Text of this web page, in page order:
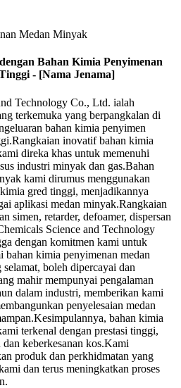
Medan Minyak
Bahan Kimia Penyimenan
- [Nama Jenama]
Technology Co., Ltd. ialah
terkemuka yang berpangkalan di
bahan kimia penyimen
inovatif bahan kimia
direka khas untuk memenuhi
industri minyak dan gas.Bahan
kami dirumus menggunakan
gred tinggi, menjadikannya
aplikasi medan minyak.Rangkaian
simen, retarder, defoamer, dispersan
Science and Technology
dengan komitmen kami untuk
bahan kimia penyimenan medan
boleh dipercayai dan
mahir mempunyai pengalaman
dalam industri, memberikan kami
penyelesaian medan
bahan kimia
terkenal dengan prestasi tinggi,
keberkesanan kos.Kami
produk dan perkhidmatan yang
dan terus meningkatkan proses